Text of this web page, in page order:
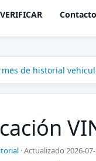
VERIFICAR Contacto
de historial
·Actualizado 2026-